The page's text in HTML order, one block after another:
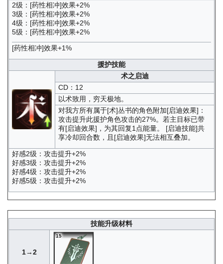
2级：[药性相冲]效果+2%
3级：[药性相冲]效果+2%
4级：[药性相冲]效果+2%
5级：[药性相冲]效果+2%
[药性相冲]效果+1%
援护技能
术之启迪
CD：12
以术致用，穷天极地。
对我方所有属于[术]丛书的角色附加[启迪效果]：
攻击提升此援护角色攻击的27%。若主目标已带
有[启迪效果]，为其回复1点能量。 [启迪技能]共
享冷却回合数，且[启迪效果]无法相互叠加。
好感2级：攻击提升+2%
好感3级：攻击提升+2%
好感4级：攻击提升+2%
好感5级：攻击提升+2%
技能升级材料
1→2
15